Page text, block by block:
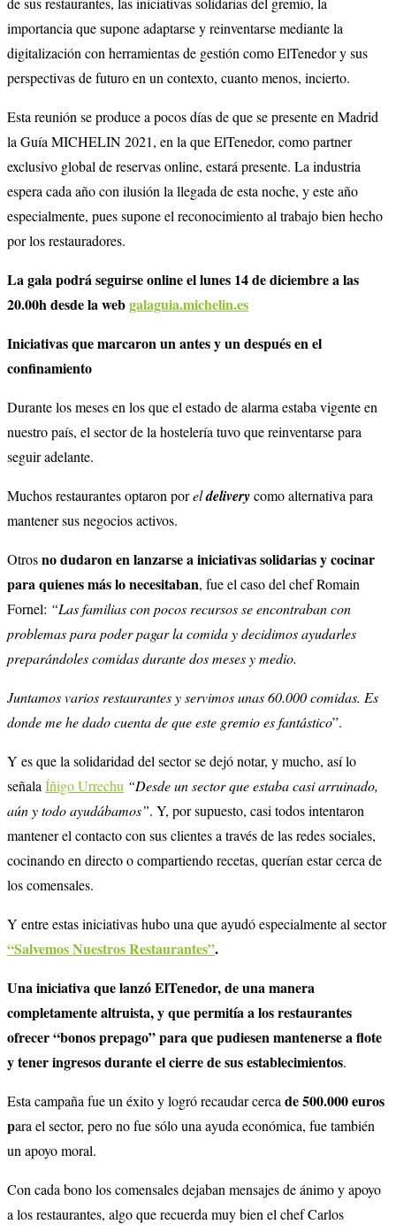
importancia que supone adaptarse y reinventarse mediante la
digitalización con herramientas de gestión como ElTenedor y sus
perspectivas de futuro en un contexto, cuanto menos, incierto.
Esta reunión se produce a pocos días de que se presente en Madrid
la Guía MICHELIN 2021, en la que ElTenedor, como partner
exclusivo global de reservas online, estará presente. La industria
espera cada año con ilusión la llegada de esta noche, y este año
especialmente, pues supone el reconocimiento al trabajo bien hecho
por los restauradores.
La gala podrá seguirse online el lunes 14 de diciembre a las
20.00h desde la webgalaguia.michelin.es
Iniciativas que marcaron un antes y un después en el
confinamiento
Durante los meses en los que el estado de alarma estaba vigente en
nuestro país, el sector de la hostelería tuvo que reinventarse para
seguir adelante.
Muchos restaurantes optaron poreldeliverycomo alternativa para
mantener sus negocios activos.
Otrosno dudaron en lanzarse a iniciativas solidarias y cocinar
para quienes más lo necesitaban, fue el caso del chef Romain
Fornel: “Las familias con pocos recursos se encontraban con
problemas para poder pagar la comida y decidimos ayudarles
preparándoles comidas durante dos meses y medio.
Juntamos varios restaurantes y servimos unas 60.000 comidas. Es
donde me he dado cuenta de que este gremio es fantástico”.
Y es que la solidaridad del sector se dejó notar, y mucho, así lo
señala Íñigo Urrechu “Desde un sector que estaba casi arruinado,
aún y todo ayudábamos”. Y, por supuesto, casi todos intentaron
mantener el contacto con sus clientes a través de las redes sociales,
cocinando en directo o compartiendo recetas, querían estar cerca de
los comensales.
Y entre estas iniciativas hubo una que ayudó especialmente al sector
“Salvemos Nuestros Restaurantes”.
Una iniciativa que lanzó ElTenedor, de una manera
completamente altruista, y que permitía a los restaurantes
ofrecer “bonos prepago” para que pudiesen mantenerse a flote
y tener ingresos durante el cierre de sus establecimientos.
Esta campaña fue un éxito y logró recaudar cerca de 500.000 euros
para el sector, pero no fue sólo una ayuda económica, fue también
un apoyo moral.
Con cada bono los comensales dejaban mensajes de ánimo y apoyo
a los restaurantes, algo que recuerda muy bien el chef Carlos